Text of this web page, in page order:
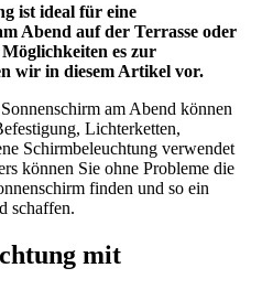
ist ideal für eine
Abend auf der Terrasse oder
es zur
wir in diesem Artikel vor.
am Abend können
Lichterketten,
Schirmbeleuchtung verwendet
können Sie ohne Probleme die
finden und so ein
schaffen.
mit